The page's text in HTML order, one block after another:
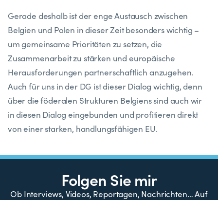
Gerade deshalb ist der enge Austausch zwischen
Belgien und Polen in dieser Zeit besonders wichtig –
um gemeinsame Prioritäten zu setzen, die
Zusammenarbeit zu stärken und europäische
Herausforderungen partnerschaftlich anzugehen.
Auch für uns in der DG ist dieser Dialog wichtig, denn
über die föderalen Strukturen Belgiens sind auch wir
in diesen Dialog eingebunden und profitieren direkt
von einer starken, handlungsfähigen EU.
Folgen Sie mir
Ob Interviews, Videos, Reportagen, Nachrichten… Auf